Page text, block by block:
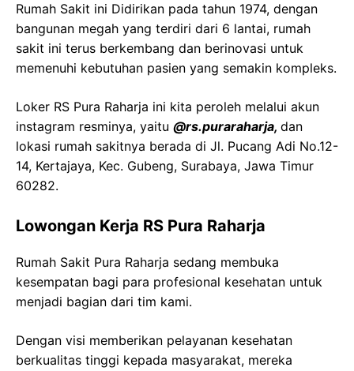
Rumah Sakit ini Didirikan pada tahun 1974, dengan
bangunan megah yang terdiri dari 6 lantai, rumah
sakit ini terus berkembang dan berinovasi untuk
memenuhi kebutuhan pasien yang semakin kompleks.
Loker RS Pura Raharja ini kita peroleh melalui akun
instagram resminya, yaitu @rs.puraraharja, dan
lokasi rumah sakitnya berada di Jl. Pucang Adi No.12-
14, Kertajaya, Kec. Gubeng, Surabaya, Jawa Timur
60282.
Lowongan Kerja RS Pura Raharja
Rumah Sakit Pura Raharja sedang membuka
kesempatan bagi para profesional kesehatan untuk
menjadi bagian dari tim kami.
Dengan visi memberikan pelayanan kesehatan
berkualitas tinggi kepada masyarakat, mereka